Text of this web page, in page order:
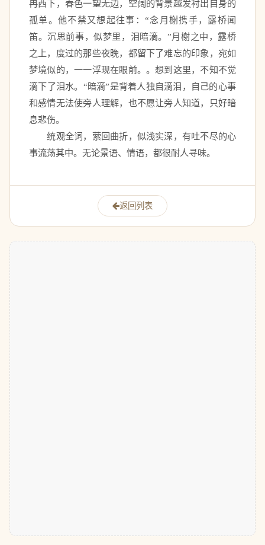
冉西下，春色一望无边，空阔的背景越发衬出自身的
孤单。他不禁又想起往事：“念月榭携手，露桥闻
笛。沉思前事，似梦里，泪暗滴。”月榭之中，露桥
之上，度过的那些夜晚，都留下了难忘的印象，宛如
梦境似的，一一浮现在眼前。。想到这里，不知不觉
滴下了泪水。“暗滴”是背着人独自滴泪，自己的心事
和感情无法使旁人理解，也不愿让旁人知道，只好暗
息悲伤。
统观全词，萦回曲折，似浅实深，有吐不尽的心
事流荡其中。无论景语、情语，都很耐人寻味。
返回列表